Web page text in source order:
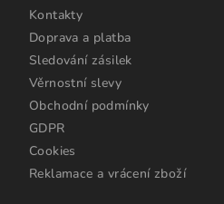
Kontakty
Doprava a platba
Sledování zásilek
Věrnostní slevy
Obchodní podmínky
GDPR
Cookies
Reklamace a vrácení zboží